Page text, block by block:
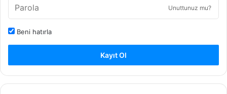
Unuttunuz mu?
Beni hatırla
Kayıt Ol